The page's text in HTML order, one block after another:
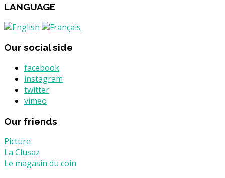
LANGUAGE
Our social side
facebook
instagram
twitter
vimeo
Our friends
Picture
La Clusaz
Le magasin du coin